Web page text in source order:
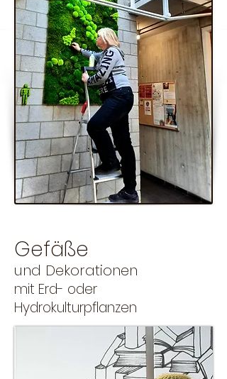
Gefäße
und Dekorationen
mit Erd- oder
Hydrokulturpflanzen